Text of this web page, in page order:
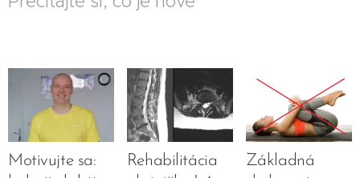
Motivujte sa:
Rehabilitácia
Základná